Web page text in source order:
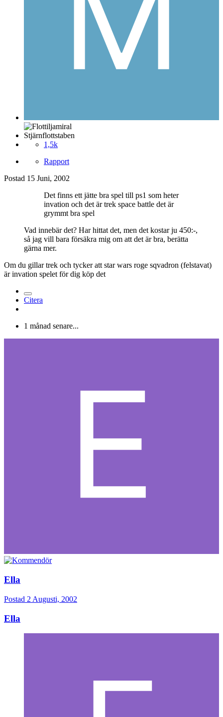
Stjärnflottstaben
1,5k
Rapport
Postad 15 Juni, 2002
Det finns ett jätte bra spel till ps1 som heter
invation och det är trek space battle det är
grymmt bra spel
Vad innebär det? Har hittat det, men det kostar ju 450:-,
så jag vill bara försäkra mig om att det är bra, berätta
gärna mer.
Om du gillar trek och tycker att star wars roge sqvadron (felstavat)
är invation spelet för dig köp det
Citera
1 månad senare...
Ella
Postad 2 Augusti, 2002
Ella